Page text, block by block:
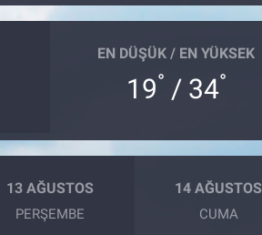
EN DÜŞÜK / EN YÜKSEK
19° / 34°
13 AĞUSTOS
PERŞEMBE
14 AĞUSTOS
CUMA